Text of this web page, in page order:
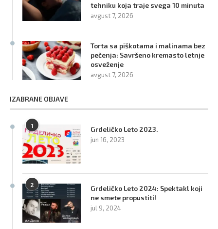
tehniku koja traje svega 10 minuta
avgust 7, 2026
Torta sa piškotama i malinama bez
pečenja: Savršeno kremasto letnje
osveženje
avgust 7, 2026
IZABRANE OBJAVE
1 Grdeličko Leto 2023.
jun 16, 2023
2
Grdeličko Leto 2024: Spektakl koji
ne smete propustiti!
jul 9, 2024